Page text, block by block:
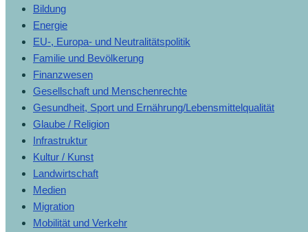
Bildung
Energie
EU-, Europa- und Neutralitätspolitik
Familie und Bevölkerung
Finanzwesen
Gesellschaft und Menschenrechte
Gesundheit, Sport und Ernährung/Lebensmittelqualität
Glaube / Religion
Infrastruktur
Kultur / Kunst
Landwirtschaft
Medien
Migration
Mobilität und Verkehr